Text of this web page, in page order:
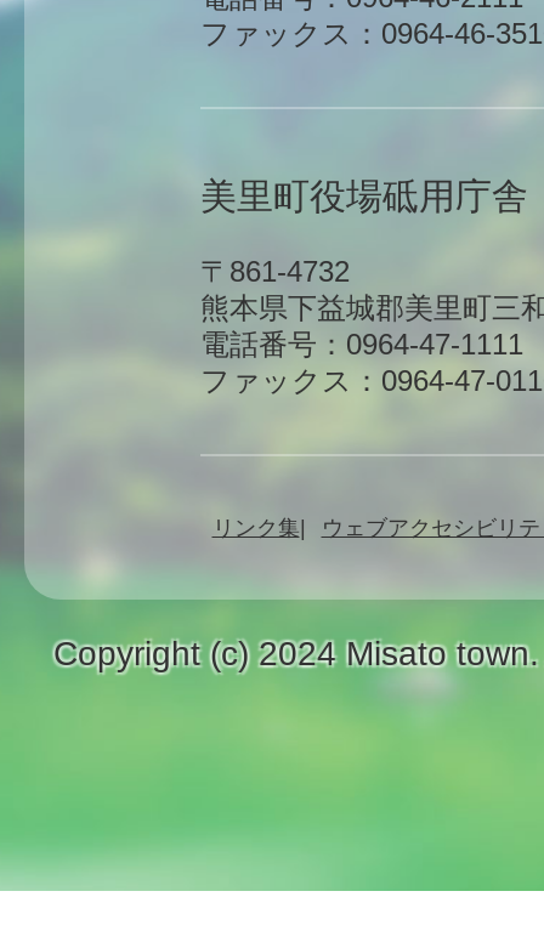
ファックス：0964-46-
美里町役場砥用庁舎
〒861-4732
熊本県下益城郡美里町三
電話番号：0964-47-1111
ファックス：0964-47-
リンク集 ウェブアクセシビリ
Copyright (c) 2024 Misato